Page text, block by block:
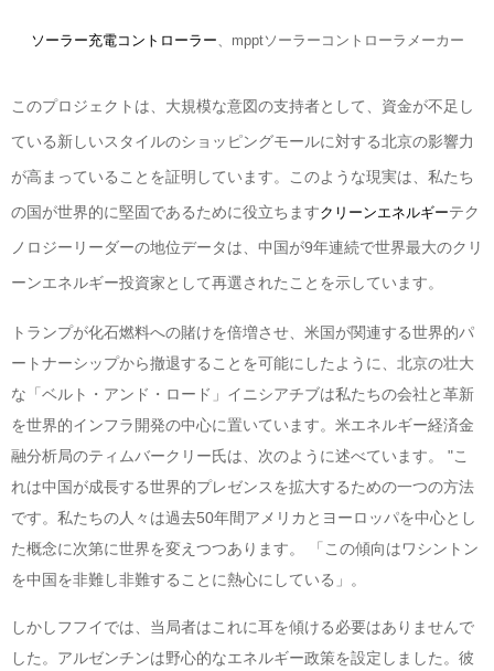
ソーラー充電コントローラー 、mpptソーラーコントローラメーカー
このプロジェクトは、大規模な意図の支持者として、資金が不足し
ている新しいスタイルのショッピングモールに対する北京の影響力
が高まっていることを証明しています。このような現実は、私たち
の国が世界的に堅固であるために役立ちますクリーンエネルギーテク
ノロジーリーダーの地位データは、中国が9年連続で世界最大のクリ
ーンエネルギー投資家として再選されたことを示しています。
トランプが化石燃料への賭けを倍増させ、米国が関連する世界的パ
ートナーシップから撤退することを可能にしたように、北京の壮大
な「ベルト・アンド・ロード」イニシアチブは私たちの会社と革新
を世界的インフラ開発の中心に置いています。米エネルギー経済金
融分析局のティムバークリー氏は、次のように述べています。 "こ
れは中国が成長する世界的プレゼンスを拡大するための一つの方法
です。私たちの人々は過去50年間アメリカとヨーロッパを中心とし
た概念に次第に世界を変えつつあります。 「この傾向はワシントン
を中国を非難し非難することに熱心にしている」。
しかしフフイでは、当局者はこれに耳を傾ける必要はありませんで
した。アルゼンチンは野心的なエネルギー政策を設定しました。彼